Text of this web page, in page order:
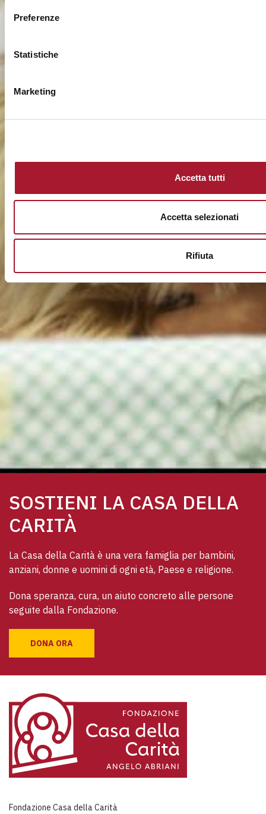
Preferenze
Statistiche
Marketing
Accetta tutti
Accetta selezionati
Rifiuta
SOSTIENI LA CASA DELLA
CARITÀ
La Casa della Carità è una vera famiglia per bambini,
anziani, donne e uomini di ogni età, Paese e religione.
Dona speranza, cura, un aiuto concreto alle persone
seguite dalla Fondazione.
DONA ORA
Fondazione Casa della Carità